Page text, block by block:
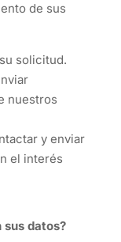
de sus
solicitud.
nuestros
y enviar
el interés
sus datos?